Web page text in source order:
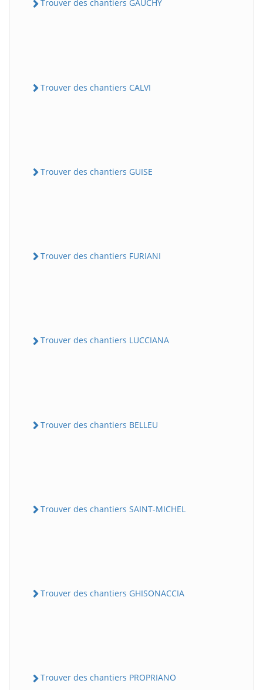
Trouver des chantiers GAUCHY
Trouver des chantiers CALVI
Trouver des chantiers GUISE
Trouver des chantiers FURIANI
Trouver des chantiers LUCCIANA
Trouver des chantiers BELLEU
Trouver des chantiers SAINT-MICHEL
Trouver des chantiers GHISONACCIA
Trouver des chantiers PROPRIANO